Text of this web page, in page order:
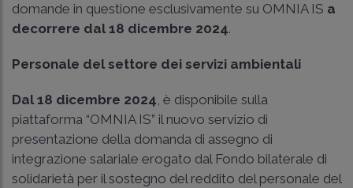
domande in questione esclusivamente su OMNIA IS a
decorrere dal 18 dicembre 2024.
Personale del settore dei servizi ambientali
Dal 18 dicembre 2024, è disponibile sulla
piattaforma “OMNIA IS” il nuovo servizio di
presentazione della domanda di assegno di
integrazione salariale erogato dal Fondo bilaterale di
solidarietà per il sostegno del reddito del personale del